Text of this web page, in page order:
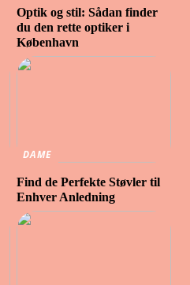
Optik og stil: Sådan finder
du den rette optiker i
København
DAME
Find de Perfekte Støvler til
Enhver Anledning